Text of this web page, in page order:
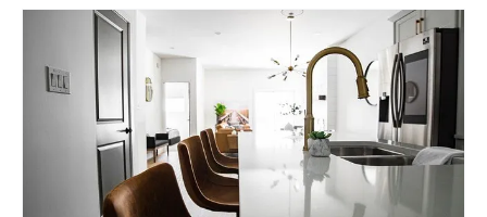
wspólnoty mieszkaniowej czy spółdzielni. W takiej sytuacji
pojawia się pytanie, czy zarządca ma prawo do
zablokowania dostępu do części wspólnych dla osób
zalegających z płatnościami. Odpowiedź nie jest
jednoznaczna i zależy od wielu czynników, w tym od
przepisów prawa, regulaminów wewnętrznych wspólnot, a
także zasad fair play w zarządzaniu nieruchomościami.